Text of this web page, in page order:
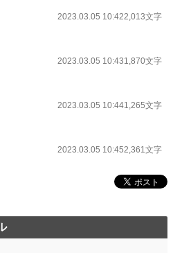
2023.03.05 10:422,013文字
2023.03.05 10:431,870文字
2023.03.05 10:441,265文字
2023.03.05 10:452,361文字